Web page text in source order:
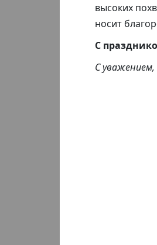
высоких
носит
С
С